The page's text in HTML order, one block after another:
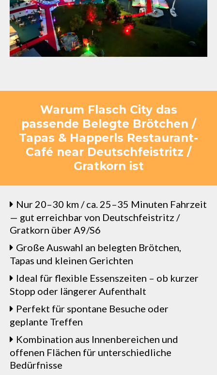
Warum Flasch City das
passende Belegte Brötchen /
Tapas & Happerls Restaurant-
Café near Deutschfeistritz /
Gratkorn ist
Nur 20–30 km / ca. 25–35 Minuten Fahrzeit
— gut erreichbar von Deutschfeistritz /
Gratkorn über A9/S6
Große Auswahl an belegten Brötchen,
Tapas und kleinen Gerichten
Ideal für flexible Essenszeiten – ob kurzer
Stopp oder längerer Aufenthalt
Perfekt für spontane Besuche oder
geplante Treffen
Kombination aus Innenbereichen und
offenen Flächen für unterschiedliche
Bedürfnisse